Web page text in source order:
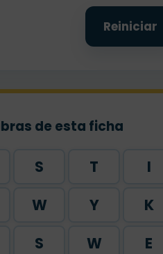
Reiniciar
de esta ficha
S T I
W Y K
S W E